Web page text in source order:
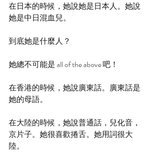
在日本的時候，她說她是日本人。她說
她是中日混血兒。
到底她是什麼人？
她總不可能是 all of the above 吧！
在香港的時候，她說廣東話。廣東話是
她的母語。
在大陸的時候，她說普通話，兒化音，
京片子。她很喜歡捲舌。她用詞很大
陸。